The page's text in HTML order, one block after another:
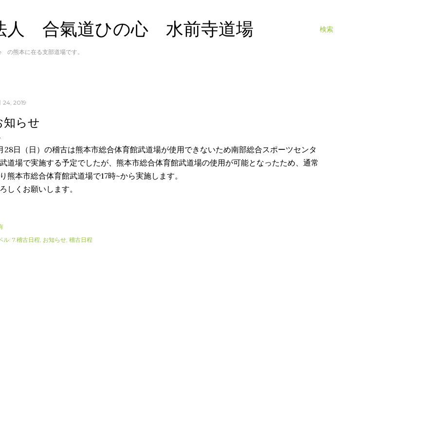
検索
人 合氣道ひの心 水前寺道場
熊本に在る支部道場です。
24, 2019
知らせ
28日（日）の稽古は熊本市総合体育館武道場が使用できないため南部総合スポーツセンタ
道場で実施する予定でしたが、熊本市総合体育館武道場の使用が可能となったため、通常
熊本市総合体育館武道場で17時~から実施します。
しくお願いします。
ル: 7.稽古日程 お知らせ 稽古日程